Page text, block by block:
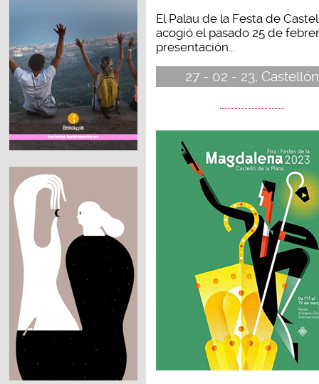
El Palau de la Festa de
acogió el pasado 25 de
presentación...
27 - 02 - 23, Castellón